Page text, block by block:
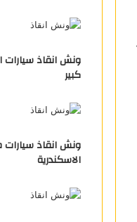
ونش انقاذ سيارات
كبير
ونش انقاذ
الاسكندرية